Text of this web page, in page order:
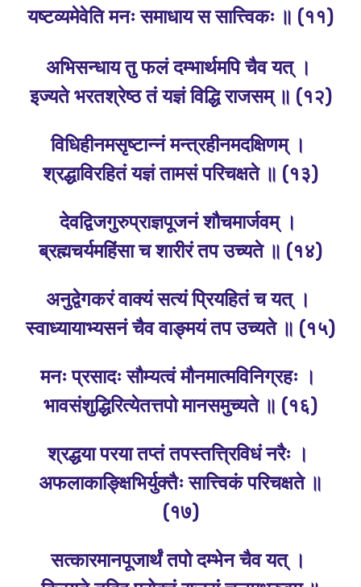
यष्टव्यमेवेति मनः समाधाय स सात्त्विकः ॥ (११)
अभिसन्धाय तु फलं दम्भार्थमपि चैव यत्‌ ।
इज्यते भरतश्रेष्ठ तं यज्ञं विद्धि राजसम्‌ ॥ (१२)
विधिहीनमसृष्टान्नं मन्त्रहीनमदक्षिणम्‌ ।
श्रद्धाविरहितं यज्ञं तामसं परिचक्षते ॥ (१३)
देवद्विजगुरुप्राज्ञपूजनं शौचमार्जवम्‌ ।
ब्रह्मचर्यमहिंसा च शारीरं तप उच्यते ॥ (१४)
अनुद्वेगकरं वाक्यं सत्यं प्रियहितं च यत्‌ ।
स्वाध्यायाभ्यसनं चैव वाङ्‍मयं तप उच्यते ॥ (१५)
मनः प्रसादः सौम्यत्वं मौनमात्मविनिग्रहः ।
भावसंशुद्धिरित्येतत्तपो मानसमुच्यते ॥ (१६)
श्रद्धया परया तप्तं तपस्तत्त्रिविधं नरैः ।
अफलाकाङ्क्षिभिर्युक्तैः सात्त्विकं परिचक्षते ॥
(१७)
सत्कारमानपूजार्थं तपो दम्भेन चैव यत्‌ ।